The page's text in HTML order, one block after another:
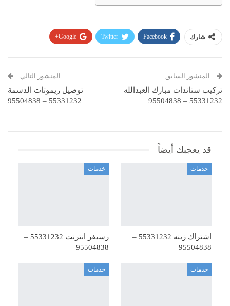
شارك Facebook
Twitter
Google+
المنشور السابق
تركيب ستاندات مبارك العبدالله
55331232 – 95504838
المنشور التالي
توصيل ريموتات الدسمة
55331232 – 95504838
قد يعجبك أيضاً
خدمات
اشتراك زينه 55331232 –
95504838
خدمات
رسيفر انترنت 55331232 –
95504838
خدمات خدمات